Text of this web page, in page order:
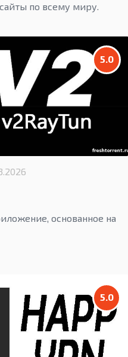
по всему миру.
5.0
основанное на
5.0